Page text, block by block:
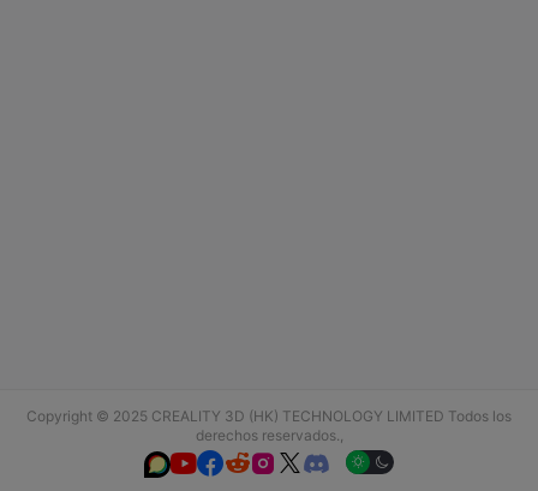
Copyright © 2025 CREALITY 3D (HK) TECHNOLOGY LIMITED Todos los
derechos reservados.,
  